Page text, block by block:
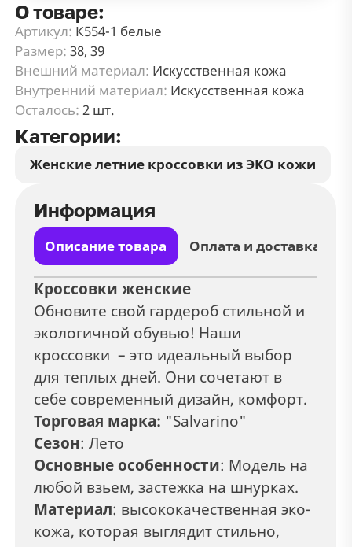
О товаре:
Артикул: К554-1 белые
Размер: 38, 39
Внешний материал: Искусственная кожа
Внутренний материал: Искусственная кожа
Осталось: 2 шт.
Категории:
Женские летние кроссовки из ЭКО кожи
Информация
Описание товара Оплата и доставка
Кроссовки женские
Обновите свой гардероб стильной и
экологичной обувью! Наши
кроссовки – это идеальный выбор
для теплых дней. Они сочетают в
себе современный дизайн, комфорт.
Торговая марка: "Salvarino"
Сезон: Лето
Основные особенности: Модель на
любой взьем, застежка на шнурках.
Материал: высококачественная эко-
кожа, которая выглядит стильно,